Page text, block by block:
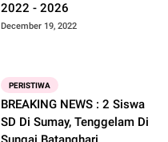
2022 - 2026
December 19, 2022
PERISTIWA
BREAKING NEWS : 2 Siswa
SD Di Sumay, Tenggelam Di